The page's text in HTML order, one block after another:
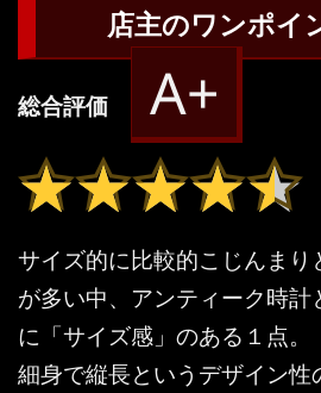
店主のワンポイ
総合評価 A+
★★★★★
★★★★★
サイズ的に比較的こじんま
が多い中、アンティーク時
に「サイズ感」のある１点。
細身で縦長というデザイン